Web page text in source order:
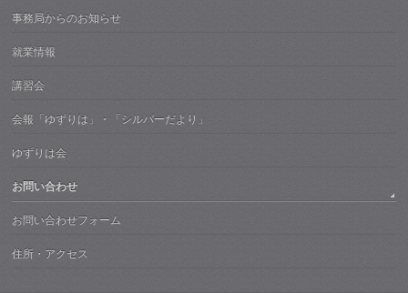
事務局からのお知らせ
就業情報
講習会
会報「ゆずりは」・「シルバーだより」
ゆずりは会
お問い合わせ
お問い合わせフォーム
住所・アクセス